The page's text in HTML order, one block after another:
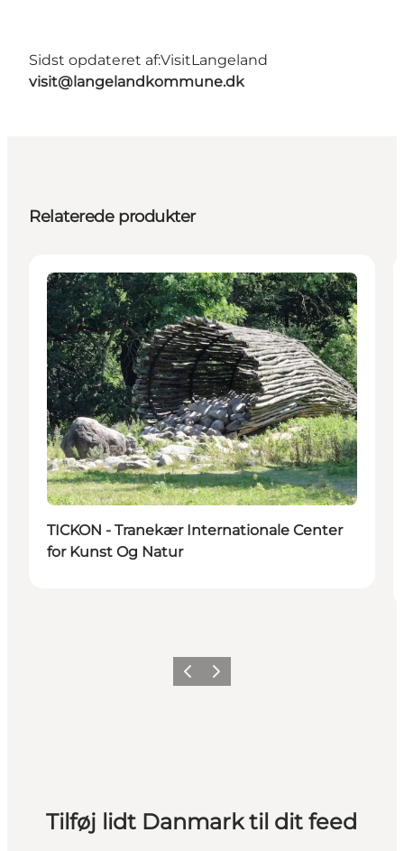
Sidst opdateret af:VisitLangeland
visit@langelandkommune.dk
Relaterede produkter
Attraktioner
TICKON - Tranekær Internationale Center
for Kunst Og Natur
ForrigeNæste
Tilføj lidt Danmark til dit feed